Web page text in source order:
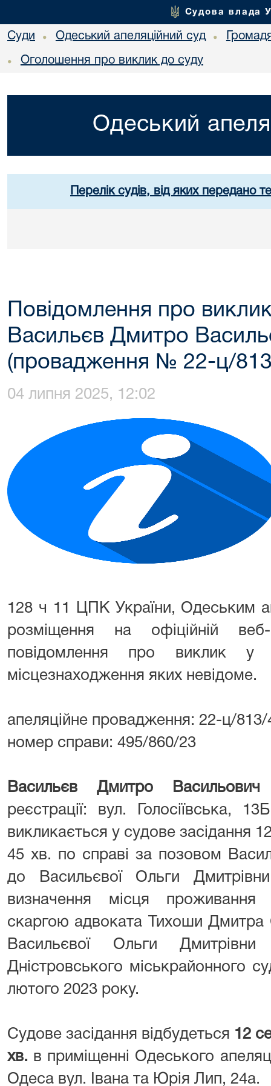
Судова влада
Суди • Одеський апеляційний суд •
• Оголошення про виклик до суду
Одеський
Перелік судів, від яких передано
Повідомлення про
Васильєв Дмитро
(провадження № 22-ц/
04 липня 2025, 12:02
128 ч 11 ЦПК України, Одеським
розміщення на офіційній веб-
повідомлення про виклик у
місцезнаходження яких невідоме.
апеляційне провадження: 22-ц/
номер справи: 495/860/23
Васильєв Дмитро Васильович
реєстрації: вул. Голосіївська,
викликається у судове засідання
45 хв. по справі за позовом
до Васильєвої Ольги
визначення місця
скаргою адвоката Тихоши Дмитра
Васильєвої Ольги
Дністровського міськрайонного
лютого 2023 року.
Судове засідання відбудеться 12
хв. в приміщенні Одеського
Одеса вул. Івана та Юрія Лип, 24а.